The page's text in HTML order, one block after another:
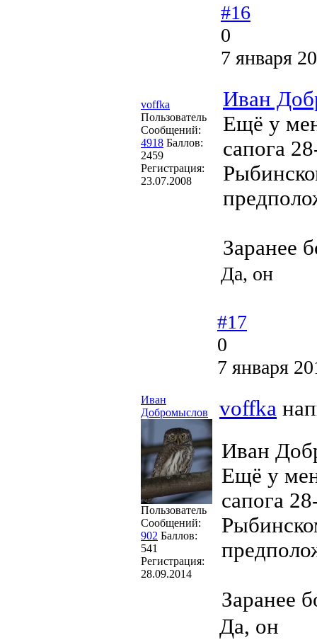
voffka
Пользователь
Сообщений:
4918 Баллов:
2459
Регистрация:
23.07.2008
#16
0
7 января
Иван
Ещё у
сапога
Заранее
Да, он
Иван
Добромыслов
Пользователь
Сообщений:
902 Баллов:
541
Регистрация:
28.09.2014
#17
0
7 января
voffka
Иван
Ещё у
сапога
Заранее
Да, он